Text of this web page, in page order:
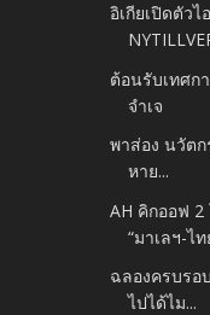
อิเกียเปิดตัว
ต้อนรับเทศก
จำเจ
พาส่อง นวัต
หาย...
AH คิกออฟ 2
“มาเลฯ-ไท
ฉลองครบรอ
ไปได้ไม...